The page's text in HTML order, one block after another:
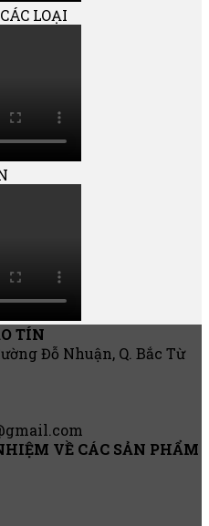
LOẠI
TÍN
Đỗ Nhuận, Q. Bắc Từ
VỀ CÁC SẢN PHẨM